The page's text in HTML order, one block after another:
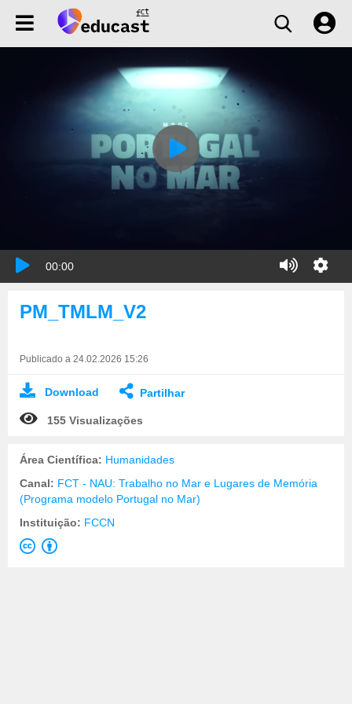
00:00
PM_TMLM_V2
Publicado a 24.02.2026 15:26
Download Partilhar
155 Visualizações
Área Científica: Humanidades
Canal: FCT - NAU: Trabalho no Mar e Lugares de Memória
(Programa modelo Portugal no Mar)
Instituição: FCCN